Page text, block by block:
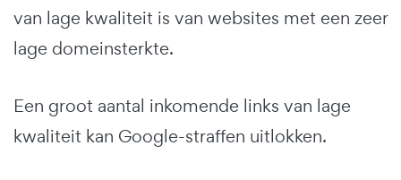
van lage kwaliteit is van websites met een zeer
lage domeinsterkte.
Een groot aantal inkomende links van lage
kwaliteit kan Google-straffen uitlokken.